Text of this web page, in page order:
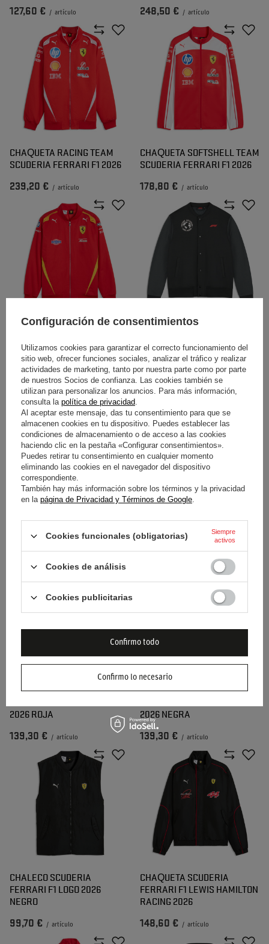
127,60 € / artículo 248,50 € / artículo
CHAQUETA RACING TEAM
SCUDERIA FERRARI F1 2026
239,20 € / artículo
CHAQUETA SOFTSHELL TEAM
SCUDERIA FERRARI F1 2026
178,80 € / artículo
CHAQUETA TEAM SCUDERIA
218,30 € / artículo
CHAQUETA FORMULA 1
120,70 € artículo
CHAQUETA IMPERMEABLE
148,60 € / artículo
CHAQUETA IMPERMEABLE
148,60 € / artículo
CHAQUETA SOFTSHELL
2026 ROJA
139,30 € / artículo
CHAQUETA SOFTSHELL
2026 NEGRA
139,30 € / artículo
CHALECO SCUDERIA
FERRARI F1 LOGO 2026
NEGRO
99,70 € / artículo
CHAQUETA SCUDERIA
FERRARI F1 LEWIS HAMILTON
RACING 2026
148,60 € / artículo
Configuración de consentimientos
Utilizamos cookies para garantizar el correcto funcionamiento del
sitio web, ofrecer funciones sociales, analizar el tráfico y realizar
actividades de marketing, tanto por nuestra parte como por parte
de nuestros Socios de confianza. Las cookies también se
utilizan para personalizar los anuncios. Para más información,
consulta la política de privacidad.
Al aceptar este mensaje, das tu consentimiento para que se
almacenen cookies en tu dispositivo. Puedes establecer las
condiciones de almacenamiento o de acceso a las cookies
haciendo clic en la pestaña «Configurar consentimientos».
Puedes retirar tu consentimiento en cualquier momento
eliminando las cookies en el navegador del dispositivo
correspondiente.
También hay más información sobre los términos y la privacidad
en la página de Privacidad y Términos de Google.
Cookies funcionales (obligatorias)
Siempre
activos
Cookies de análisis
Cookies publicitarias
Confirmo lo necesario
Confirmo todo